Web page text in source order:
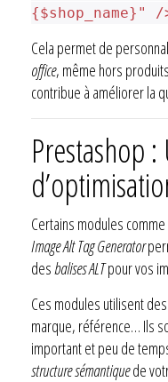
{$shop_name}" /
Cela permet de
office, même hors
contribue à améliorer la
Prestashop
Certains modules comme
Image Alt Tag Generator
des balises ALTpour vos
Ces modules utilisent des
marque, référence… Ils
important et peu de
structure sémantiquede